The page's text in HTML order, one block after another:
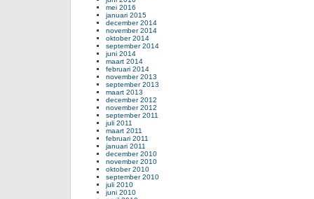
mei 2016
januari 2015
december 2014
november 2014
oktober 2014
september 2014
juni 2014
maart 2014
februari 2014
november 2013
september 2013
maart 2013
december 2012
november 2012
september 2011
juli 2011
maart 2011
februari 2011
januari 2011
december 2010
november 2010
oktober 2010
september 2010
juli 2010
juni 2010